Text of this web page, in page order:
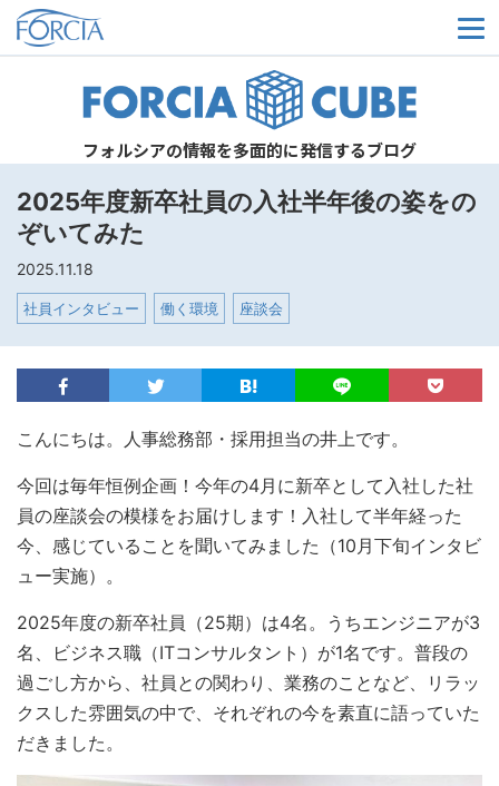
メ
フォルシアの情報を多面的に発信するブログ
2025年度新卒社員の入社半年後の姿をの
ぞいてみた
2025.11.18
社員インタビュー 働く環境 座談会
こんにちは。人事総務部・採用担当の井上です。
今回は毎年恒例企画！今年の4月に新卒として入社した社
員の座談会の模様をお届けします！入社して半年経った
今、感じていることを聞いてみました（10月下旬インタビ
ュー実施）。
2025年度の新卒社員（25期）は4名。うちエンジニアが3
名、ビジネス職（ITコンサルタント）が1名です。普段の
過ごし方から、社員との関わり、業務のことなど、リラッ
クスした雰囲気の中で、それぞれの今を素直に語っていた
だきました。